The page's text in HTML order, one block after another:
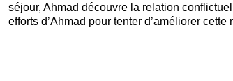
séjour, Ahmad découvre la relation
efforts d’Ahmad pour tenter d’améliorer